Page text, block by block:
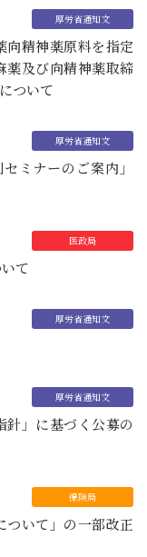
向精神薬原料を指定
薬及び向精神薬取締
ついて
ミナーのご案内」
て
針」に基づく公募の
ついて」の一部改正